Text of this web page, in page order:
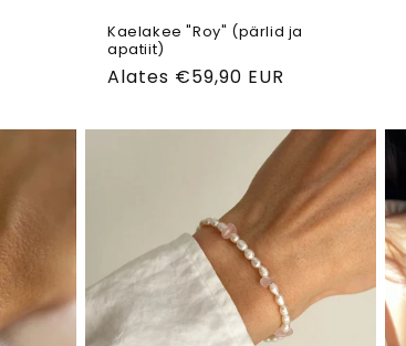
Kaelakee "Roy" (pärlid ja
apatiit)
Tavahind
Alates €59,90 EUR